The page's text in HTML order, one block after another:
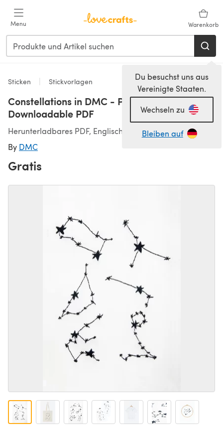
Menu Warenkorb
Du besuchst uns aus
Vereinigte Staaten.
Wechseln zu
Bleiben auf
Sticken Stickvorlagen
Constellations in DMC - PAT0137 -
Downloadable PDF
Herunterladbares PDF, Englisch
By DMC
Gratis